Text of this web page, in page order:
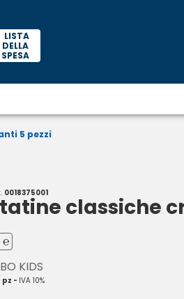
LISTA
DELLA
SPESA
5 pezzi
0018375001
classiche
℮
KIDS
pz - IVA 10%